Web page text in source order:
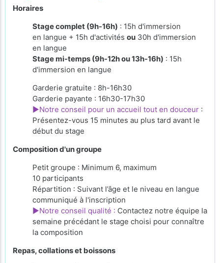
Horaires
Stage complet (9h-16h) : 15h d'immersion
en langue + 15h d'activités ou 30h d'immersion
en langue
Stage mi-temps (9h-12h ou 13h-16h) : 15h
d'immersion en langue
Garderie gratuite : 8h-16h30
Garderie payante : 16h30-17h30
►Notre conseil pour un accueil tout en douceur :
Présentez-vous 15 minutes au plus tard avant le
début du stage
Composition d'un groupe
Petit groupe : Minimum 6, maximum
10 participants
Répartition : Suivant l’âge et le niveau en langue
communiqué à l'inscription
►Notre conseil qualité : Contactez notre équipe la
semaine précédant le stage choisi pour connaître
la composition
Repas, collations et boissons